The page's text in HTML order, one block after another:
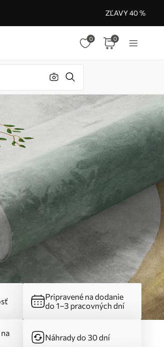
ZĽAVY 40 %
0 0
Pripravené na dodanie
do 1–3 pracovných dní
Náhrady do 30 dní